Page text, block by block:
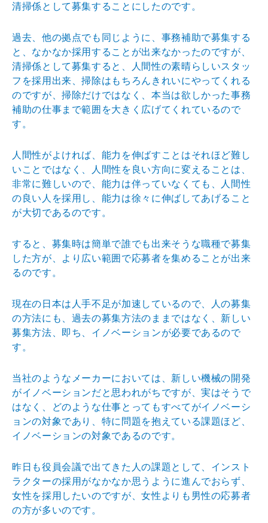
清掃係として募集することにしたのです。
過去、他の拠点でも同じように、事務補助で募集する
と、なかなか採用することが出来なかったのですが、
清掃係として募集すると、人間性の素晴らしいスタッ
フを採用出来、掃除はもちろんきれいにやってくれる
のですが、掃除だけではなく、本当は欲しかった事務
補助の仕事まで範囲を大きく広げてくれているので
す。
人間性がよければ、能力を伸ばすことはそれほど難し
いことではなく、人間性を良い方向に変えることは、
非常に難しいので、能力は伴っていなくても、人間性
の良い人を採用し、能力は徐々に伸ばしてあげること
が大切であるのです。
すると、募集時は簡単で誰でも出来そうな職種で募集
した方が、より広い範囲で応募者を集めることが出来
るのです。
現在の日本は人手不足が加速しているので、人の募集
の方法にも、過去の募集方法のままではなく、新しい
募集方法、即ち、イノベーションが必要であるので
す。
当社のようなメーカーにおいては、新しい機械の開発
がイノベーションだと思われがちですが、実はそうで
はなく、どのような仕事とってもすべてがイノベーシ
ョンの対象であり、特に問題を抱えている課題ほど、
イノベーションの対象であるのです。
昨日も役員会議で出てきた人の課題として、インスト
ラクターの採用がなかなか思うように進んでおらず、
女性を採用したいのですが、女性よりも男性の応募者
の方が多いのです。